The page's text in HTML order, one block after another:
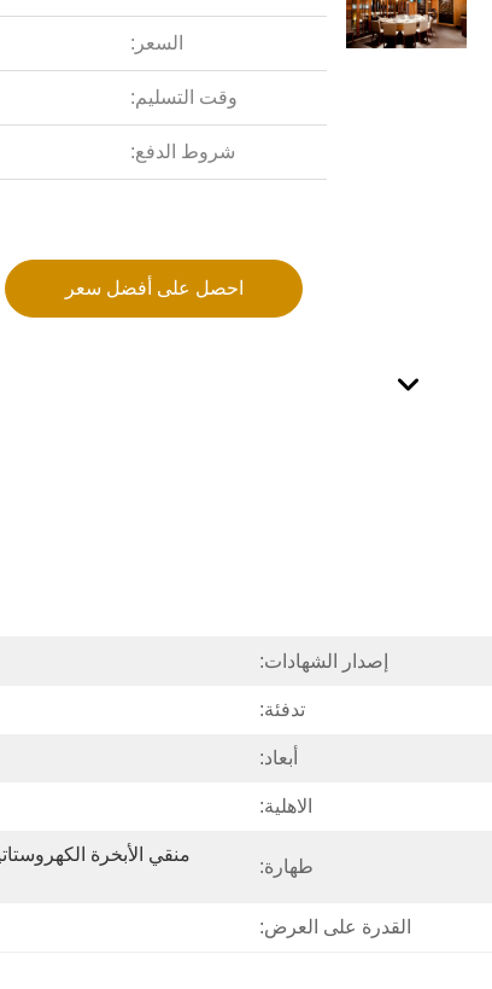
السعر:
وقت التسليم:
شروط الدفع:
احصل على أفضل سعر
إصدار الشهادات:
تدفئة:
أبعاد:
الاهلية:
طهارة:
القدرة على العرض: